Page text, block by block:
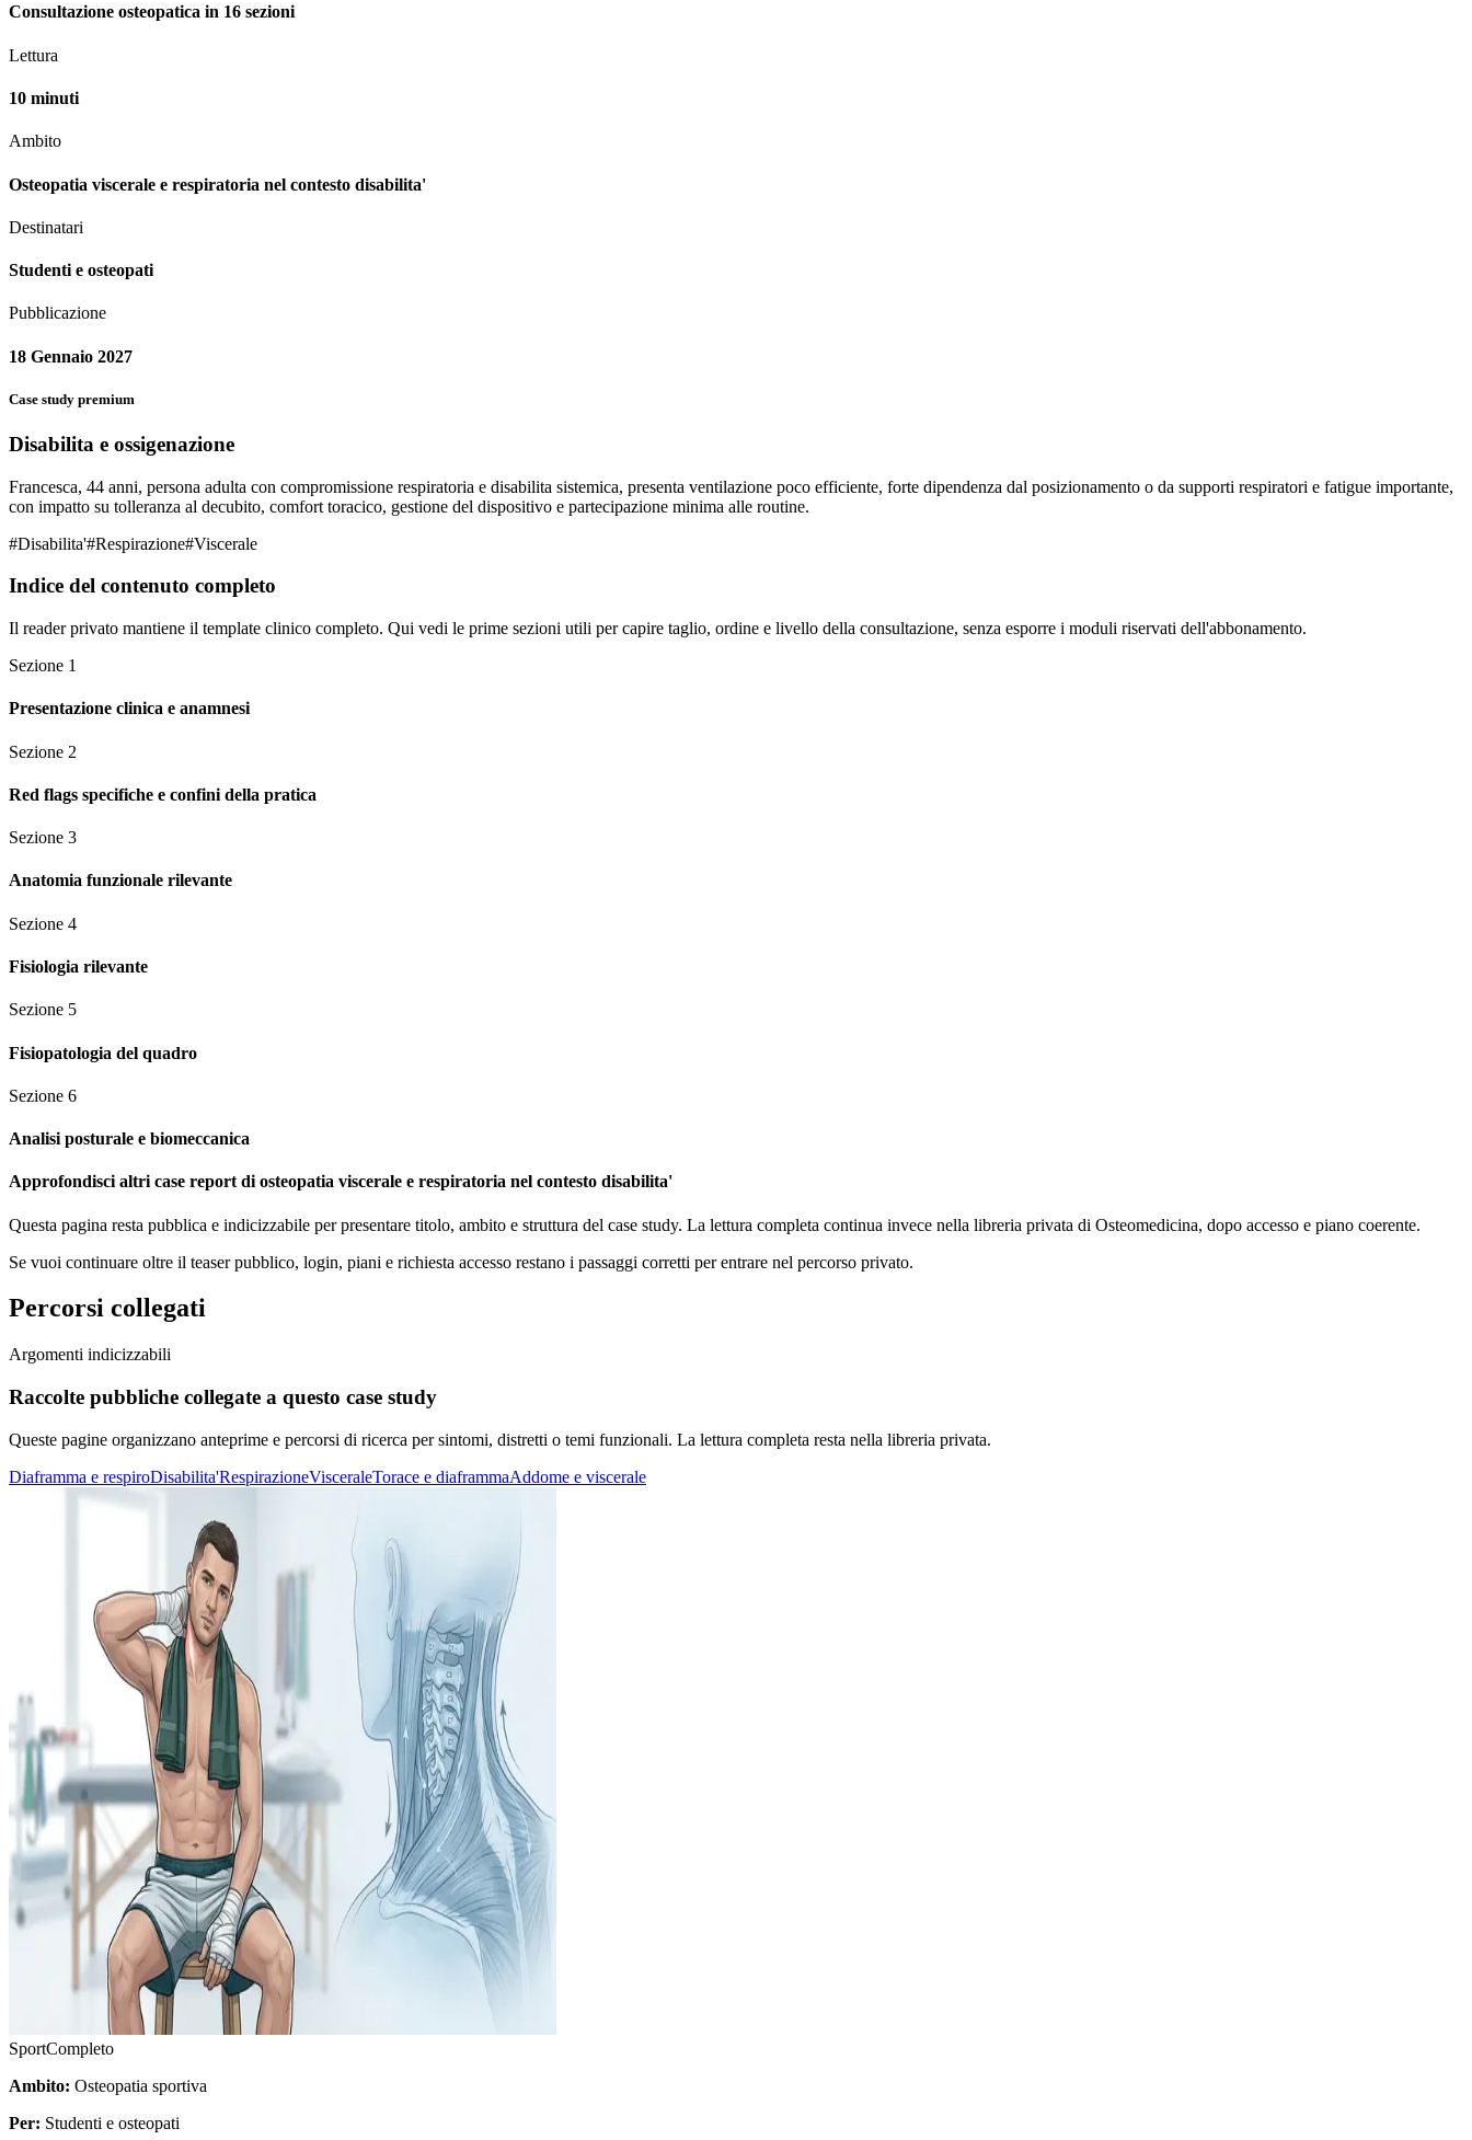
Consultazione osteopatica in 16 sezioni
Lettura
10 minuti
Ambito
Osteopatia viscerale e respiratoria nel contesto disabilita'
Destinatari
Studenti e osteopati
Pubblicazione
18 Gennaio 2027
Case study premium
Disabilita e ossigenazione
Francesca, 44 anni, persona adulta con compromissione respiratoria e disabilita sistemica, presenta ventilazione poco efficiente, forte dipendenza dal posizionamento o da supporti respiratori e fatigue importante,
con impatto su tolleranza al decubito, comfort toracico, gestione del dispositivo e partecipazione minima alle routine.
#Disabilita'#Respirazione#Viscerale
Indice del contenuto completo
Il reader privato mantiene il template clinico completo. Qui vedi le prime sezioni utili per capire taglio, ordine e livello della consultazione, senza esporre i moduli riservati dell'abbonamento.
Sezione 1
Presentazione clinica e anamnesi
Sezione 2
Red flags specifiche e confini della pratica
Sezione 3
Anatomia funzionale rilevante
Sezione 4
Fisiologia rilevante
Sezione 5
Fisiopatologia del quadro
Sezione 6
Analisi posturale e biomeccanica
Approfondisci altri case report di osteopatia viscerale e respiratoria nel contesto disabilita'
Questa pagina resta pubblica e indicizzabile per presentare titolo, ambito e struttura del case study. La lettura completa continua invece nella libreria privata di Osteomedicina, dopo accesso e piano coerente.
Se vuoi continuare oltre il teaser pubblico, login, piani e richiesta accesso restano i passaggi corretti per entrare nel percorso privato.
Percorsi collegati
Argomenti indicizzabili
Raccolte pubbliche collegate a questo case study
Queste pagine organizzano anteprime e percorsi di ricerca per sintomi, distretti o temi funzionali. La lettura completa resta nella libreria privata.
Diaframma e respiroDisabilita'RespirazioneVisceraleTorace e diaframmaAddome e viscerale
SportCompleto
Ambito: Osteopatia sportiva
Per: Studenti e osteopati